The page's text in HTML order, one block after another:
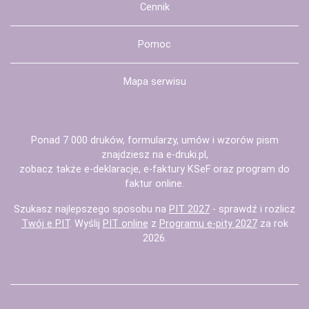
Cennik
Pomoc
Mapa serwisu
Ponad 7 000 druków, formularzy, umów i wzorów pism
znajdziesz na e-druki.pl ,
zobacz także e-deklaracje, e-faktury KSeF oraz program do
faktur online.
Szukasz najlepszego sposobu na PIT 2027 - sprawdź i rozlicz
Twój e PIT. Wyślij PIT online z Programu e-pity 2027za rok
2026.